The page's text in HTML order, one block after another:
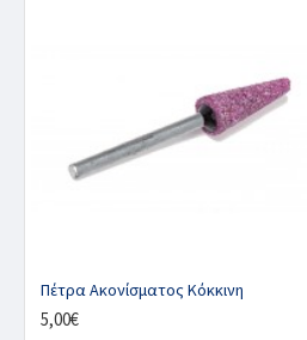
Πέτρα Ακονίσματος Κόκκινη
5,00€